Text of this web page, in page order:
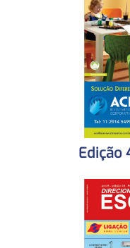
Edição